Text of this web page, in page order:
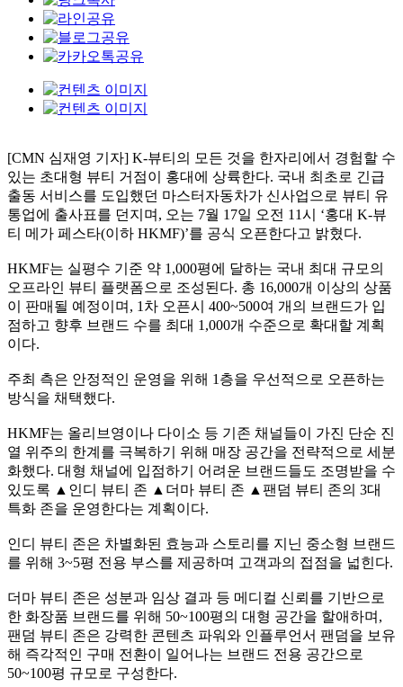
[CMN 심재영 기자] K-뷰티의 모든 것을 한자리에서 경험할 수
있는 초대형 뷰티 거점이 홍대에 상륙한다. 국내 최초로 긴급
출동 서비스를 도입했던 마스터자동차가 신사업으로 뷰티 유
통업에 출사표를 던지며, 오는 7월 17일 오전 11시 ‘홍대 K-뷰
티 메가 페스타(이하 HKMF)’를 공식 오픈한다고 밝혔다.
HKMF는 실평수 기준 약 1,000평에 달하는 국내 최대 규모의
오프라인 뷰티 플랫폼으로 조성된다. 총 16,000개 이상의 상품
이 판매될 예정이며, 1차 오픈시 400~500여 개의 브랜드가 입
점하고 향후 브랜드 수를 최대 1,000개 수준으로 확대할 계획
이다.
주최 측은 안정적인 운영을 위해 1층을 우선적으로 오픈하는
방식을 채택했다.
HKMF는 올리브영이나 다이소 등 기존 채널들이 가진 단순 진
열 위주의 한계를 극복하기 위해 매장 공간을 전략적으로 세분
화했다. 대형 채널에 입점하기 어려운 브랜드들도 조명받을 수
있도록 ▲인디 뷰티 존 ▲더마 뷰티 존 ▲팬덤 뷰티 존의 3대
특화 존을 운영한다는 계획이다.
인디 뷰티 존은 차별화된 효능과 스토리를 지닌 중소형 브랜드
를 위해 3~5평 전용 부스를 제공하며 고객과의 접점을 넓힌다.
더마 뷰티 존은 성분과 임상 결과 등 메디컬 신뢰를 기반으로
한 화장품 브랜드를 위해 50~100평의 대형 공간을 할애하며,
팬덤 뷰티 존은 강력한 콘텐츠 파워와 인플루언서 팬덤을 보유
해 즉각적인 구매 전환이 일어나는 브랜드 전용 공간으로
50~100평 규모로 구성한다.